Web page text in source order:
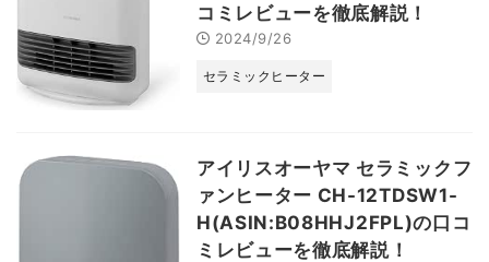
コミレビューを徹底解説！
2024/9/26
セラミックヒーター
アイリスオーヤマ セラミックフ
ァンヒーター CH-12TDSW1-
H(ASIN:B08HHJ2FPL)の口コ
ミレビューを徹底解説！